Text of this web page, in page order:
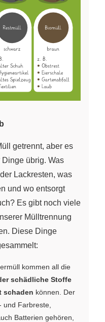
getrennt, aber es
übrig. Was
Lackresten, was
und wo entsorgt
Es gibt noch viele
Mülltrennung
Diese Dinge
kommen all die
schädliche Stoffe
schaden können. Der
und Farbreste,
Batterien gehören,